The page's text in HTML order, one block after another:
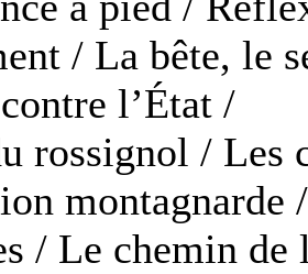
/ La bête, le
l’État /
rossignol / Les
/ Le chemin de